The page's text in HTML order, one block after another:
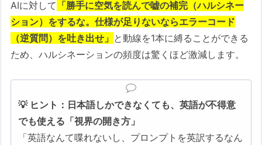
AIに対して 「勝手に空気を読んで嘘の補完（ハルシネー
ション）をするな。仕様が足りないならエラーコード
（逆質問）を吐き出せ」 と動線を1本に縛ることができる
ため、ハルシネーションの頻度は驚くほど激減します。
💡 ヒント：日本語しかできなくても、英語が不得意
でも使える「視界の開き方」
「英語なんて喋れないし、プロンプトを英訳するなん